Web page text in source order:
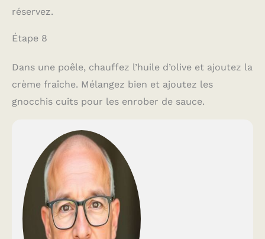
réservez.
Étape 8
Dans une poêle, chauffez l’huile d’olive et ajoutez la
crème fraîche. Mélangez bien et ajoutez les
gnocchis cuits pour les enrober de sauce.